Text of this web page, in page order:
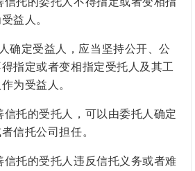
益人。
确定受益人，应当坚持公开、公
指定或者变相指定受托人及其工
为受益人。
信托的受托人，可以由委托人确定
信托公司担任。
信托的受托人违反信托义务或者难